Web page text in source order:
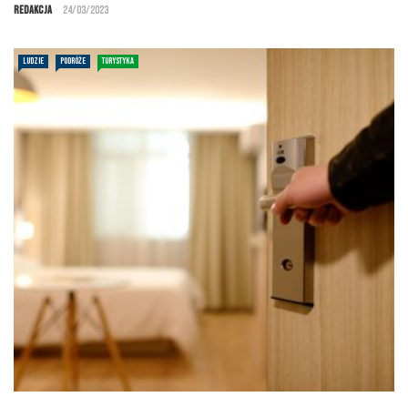
Redakcja 24/03/2023
LUDZIE PODRÓŻE TURYSTYKA